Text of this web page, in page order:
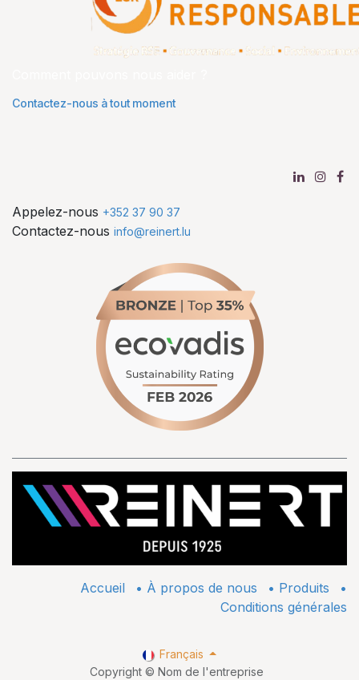
Contactez-nous à tout moment
Appelez-nous +352 37 90 37
Contactez-nous info@reinert.lu
Accueil • À propos de nous • ​Produits
•
Conditions générales
Copyright © Nom de l'entreprise
Français